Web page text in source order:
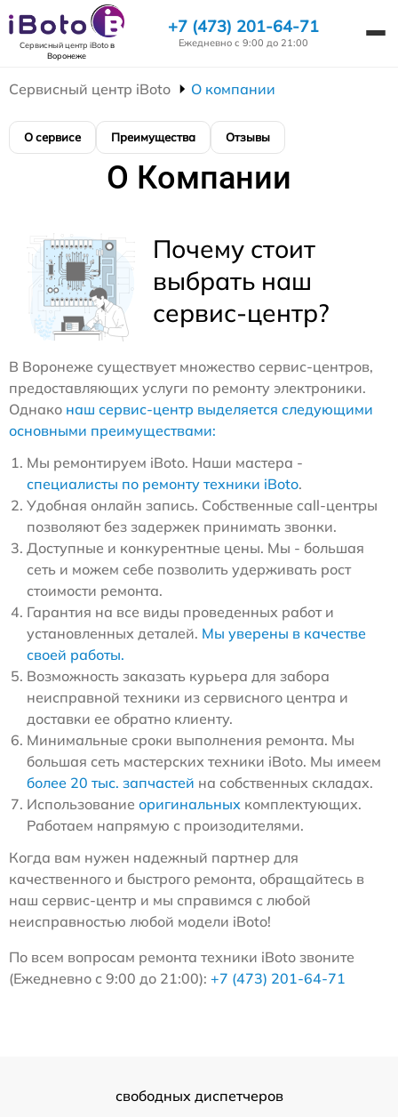
Сервисный центр iBotoв
Воронеже
+7 (473) 201-64-71
Ежедневно с 9:00 до 21:00
Сервисный центр iBoto О компании
О сервисе Преимущества Отзывы
О Компании
Почему стоит
выбрать наш
сервис-центр?
В Воронеже существует множество сервис-центров,
предоставляющих услуги по ремонту электроники.
Однако наш сервис-центр выделяется следующими
основными преимуществами:
Мы ремонтируем iBoto. Наши мастера -
специалисты по ремонту техники iBoto.
Удобная онлайн запись. Собственные call-центры
позволяют без задержек принимать звонки.
Доступные и конкурентные цены. Мы - большая
сеть и можем себе позволить удерживать рост
стоимости ремонта.
Гарантия на все виды проведенных работ и
установленных деталей. Мы уверены в качестве
своей работы.
Возможность заказать курьера для забора
неисправной техники из сервисного центра и
доставки ее обратно клиенту.
Минимальные сроки выполнения ремонта. Мы
большая сеть мастерских техники iBoto. Мы имеем
более 20 тыс. запчастей на собственных складах.
Использование оригинальных комплектующих.
Работаем напрямую с произодителями.
Когда вам нужен надежный партнер для
качественного и быстрого ремонта, обращайтесь в
наш сервис-центр и мы справимся с любой
неисправностью любой модели iBoto!
По всем вопросам ремонта техники iBoto звоните
(Ежедневно с 9:00 до 21:00): +7 (473) 201-64-71
свободных диспетчеров